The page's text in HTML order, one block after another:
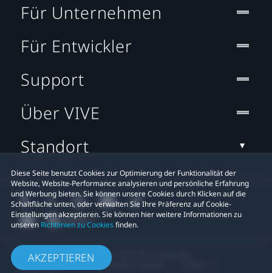
Diese Seite benutzt Cookies zur Optimierung der Funktionalität der
Website, Website-Performance analysieren und persönliche Erfahrung
und Werbung bieten. Sie können unsere Cookies durch Klicken auf die
Schaltfläche unten, oder verwalten Sie Ihre Präferenz auf Cookie-
Einstellungen akzeptieren. Sie können hier weitere Informationen zu
unseren Richtlinien zu Cookiesfinden.
AKZEPTIEREN
Für Unternehmen
Für Entwickler
Support
Über VIVE
Standort
© 2011-2026 HTC Corporation
Rechtlicher Hinweis